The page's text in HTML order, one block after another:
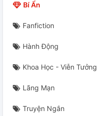
Bí Ẩn
Fanfiction
Hành Động
Khoa Học - Viễn Tưởng
Lãng Mạn
Truyện Ngắn